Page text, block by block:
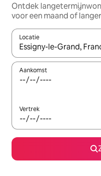
Ontdek
voor een maand of
Locatie
Wanneer er resultaten
Aankomst
Vertrek